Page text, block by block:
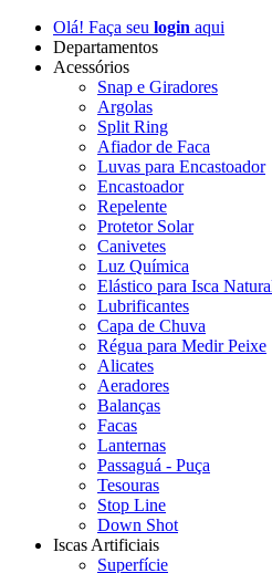
Olá! Faça seu login aqui
Departamentos
Acessórios
Snap e Giradores
Argolas
Split Ring
Afiador de Faca
Luvas para Encastoador
Encastoador
Repelente
Protetor Solar
Canivetes
Luz Química
Elástico para Isca
Lubrificantes
Capa de Chuva
Régua para Medir Peixe
Alicates
Aeradores
Balanças
Facas
Lanternas
Passaguá - Puça
Tesouras
Stop Line
Down Shot
Iscas Artificiais
Superfície